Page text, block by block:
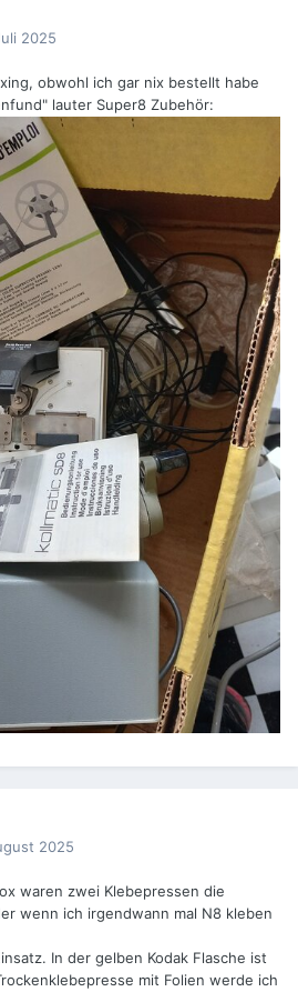
2025
obwohl ich gar nix bestellt habe
lauter Super8 Zubehör:
2025
waren zwei Klebepressen die
wenn ich irgendwann mal N8 kleben
In der gelben Kodak Flasche ist
mit Folien werde ich